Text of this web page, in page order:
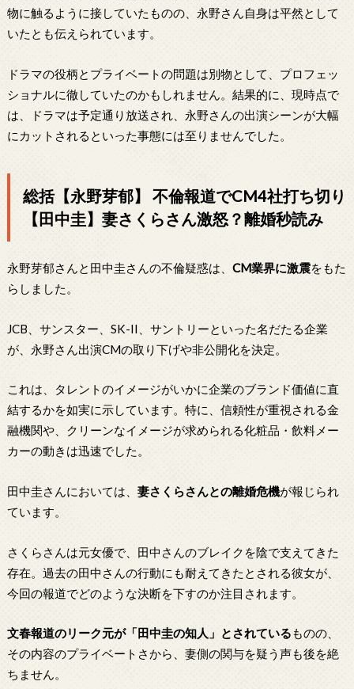
物に触るように接していたものの、永野さん自身は平然として
いたとも伝えられています。
ドラマの役柄とプライベートの問題は別物として、プロフェッ
ショナルに徹していたのかもしれません。結果的に、現時点で
は、ドラマは予定通り放送され、永野さんの出演シーンが大幅
にカットされるといった事態には至りませんでした。
総括【永野芽郁】 不倫報道でCM4社打ち切り
【田中圭】妻さくらさん激怒？離婚秒読み
永野芽郁さんと田中圭さんの不倫疑惑は、 CM業界に激震をもた
らしました。
JCB、サンスター、SK-II、サントリーといった名だたる企業
が、永野さん出演CMの取り下げや非公開化を決定。
これは、タレントのイメージがいかに企業のブランド価値に直
結するかを如実に示しています。特に、信頼性が重視される金
融機関や、クリーンなイメージが求められる化粧品・飲料メー
カーの動きは迅速でした。
田中圭さんにおいては、 妻さくらさんとの離婚危機が報じられ
ています。
さくらさんは元女優で、田中さんのブレイクを陰で支えてきた
存在。過去の田中さんの行動にも耐えてきたとされる彼女が、
今回の報道でどのような決断を下すのか注目されます。
文春報道のリーク元が「田中圭の知人」とされているものの、
その内容のプライベートさから、妻側の関与を疑う声も後を絶
ちません。